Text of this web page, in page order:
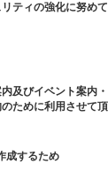
ティの強化に努めて
及びイベント案内
ために利用させて
成するため